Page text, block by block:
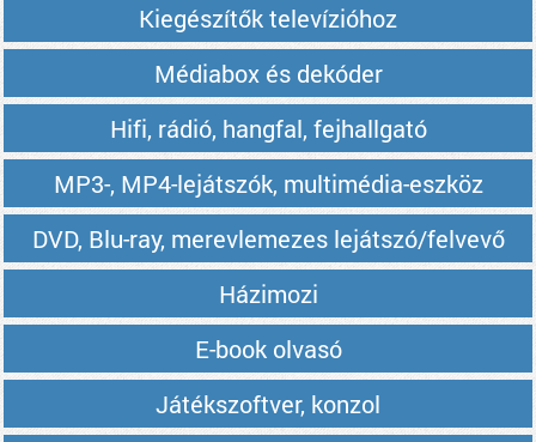
Kiegészítők televízióhoz
Médiabox és dekóder
Hifi, rádió, hangfal, fejhallgató
MP3-, MP4-lejátszók, multimédia-eszköz
DVD, Blu-ray, merevlemezes lejátszó/felvevő
Házimozi
E-book olvasó
Játékszoftver, konzol